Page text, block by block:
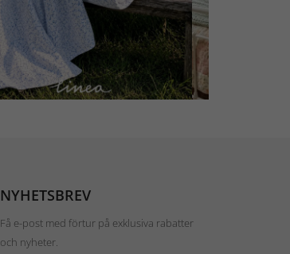
NYHETSBREV
Få e-post med förtur på exklusiva rabatter
och nyheter.